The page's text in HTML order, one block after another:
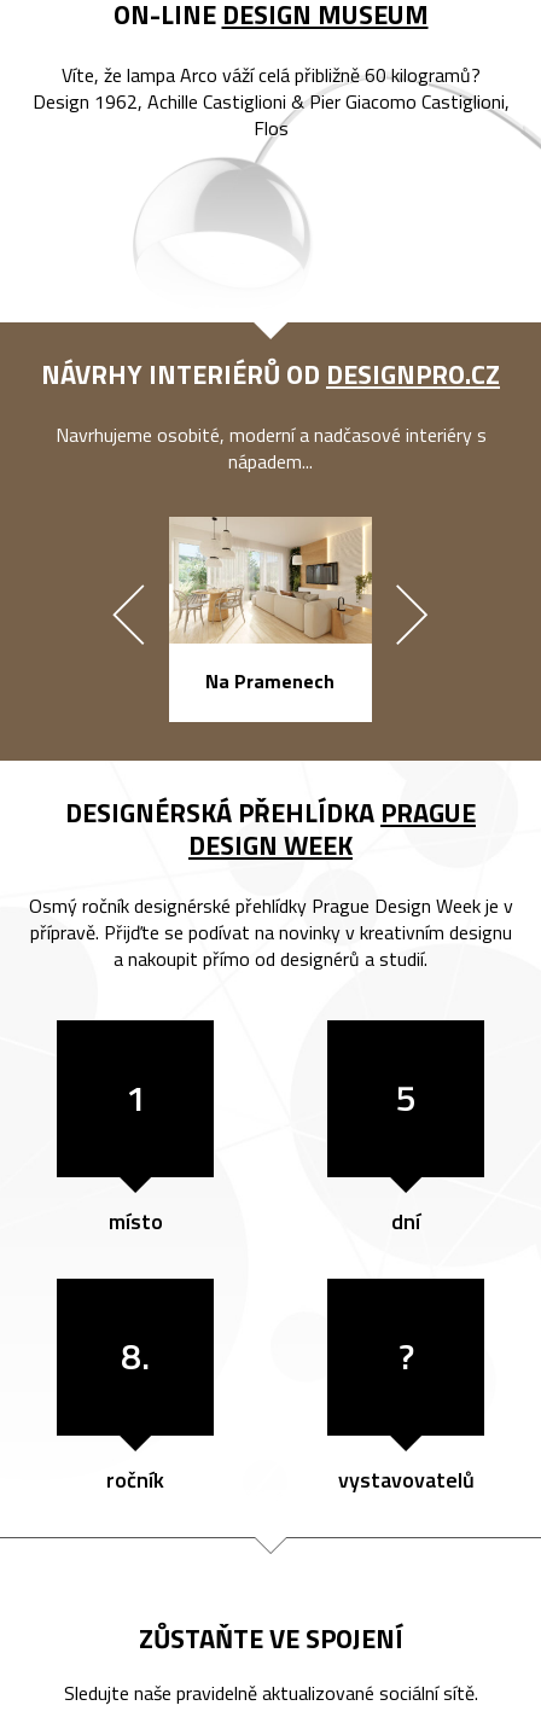
ON-LINE DESIGN MUSEUM
Víte, že lampa Arco váží celá přibližně 60 kilogramů?
Design 1962, Achille Castiglioni & Pier Giacomo Castiglioni,
Flos
NÁVRHY INTERIÉRŮ OD DESIGNPRO.CZ
Navrhujeme osobité, moderní a nadčasové interiéry s
nápadem...
Na Pramenech
DESIGNÉRSKÁ PŘEHLÍDKA PRAGUE
DESIGN WEEK
Osmý ročník designérské přehlídky Prague Design Week je v
přípravě. Přijďte se podívat na novinky v kreativním designu
a nakoupit přímo od designérů a studií.
1
místo
5
dní
8.
ročník
?
vystavovatelů
ZŮSTAŇTE VE SPOJENÍ
Sledujte naše pravidelně aktualizované sociální sítě.